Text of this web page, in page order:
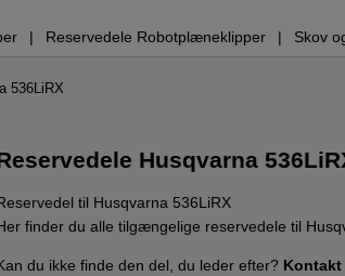
Reservedele Robotplæneklipper Skov
536LiRX
Husqvarna
til Husqvarna 536LiRX
finder du alle tilgængelige reservedele til
du ikke finde den del, du leder efter? Kontakt